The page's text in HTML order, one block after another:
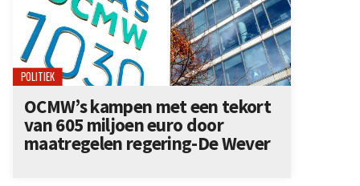
POLITIEK
OCMW’s kampen met een tekort
van 605 miljoen euro door
maatregelen regering-De Wever